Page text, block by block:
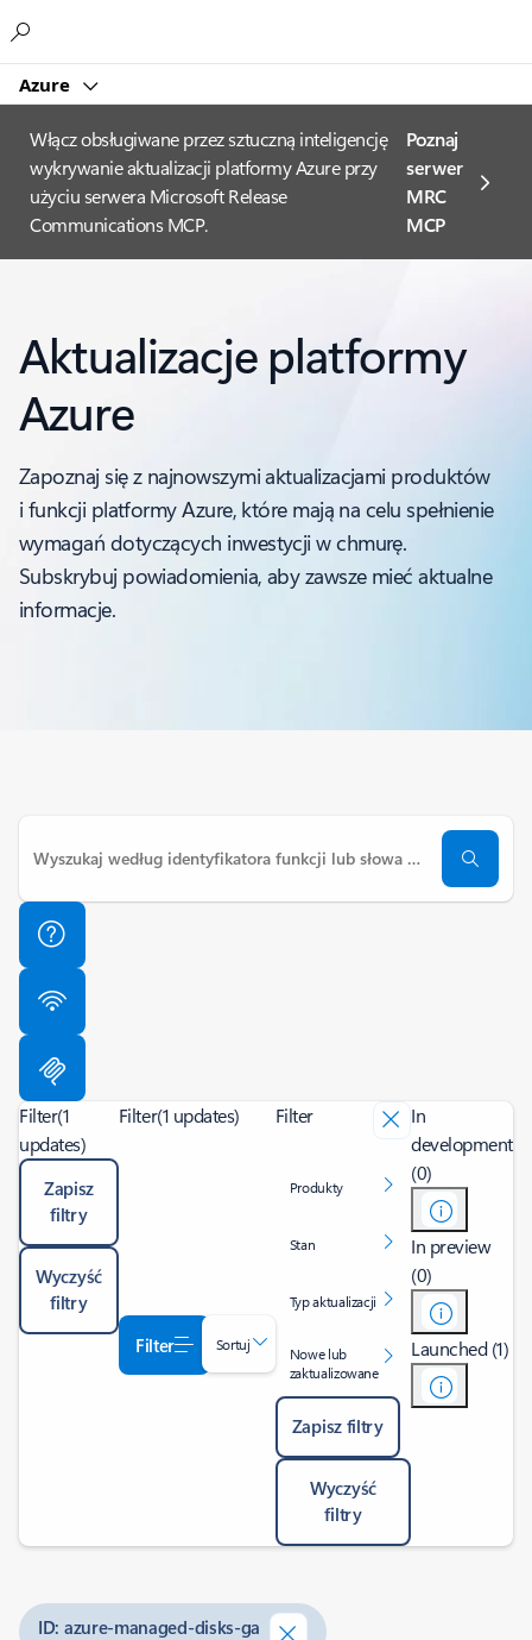
Azure
Włącz obsługiwane przez sztuczną inteligencję
wykrywanie aktualizacji platformy Azure przy
użyciu serwera Microsoft Release
Communications MCP.
Poznaj
serwer
MRC
MCP
Aktualizacje platformy
Azure
Zapoznaj się z najnowszymi aktualizacjami produktów
i funkcji platformy Azure, które mają na celu spełnienie
wymagań dotyczących inwestycji w chmurę.
Subskrybuj powiadomienia, aby zawsze mieć aktualne
informacje.
Filter(1
updates)
Zapisz
filtry
Wyczyść
filtry
Filter(1 updates)
Filter Sortuj
Filter
Produkty
Stan
Typ aktualizacji
Nowe lub
zaktualizowane
Zapisz filtry
Wyczyść
filtry
In
development
(0)
In preview
(0)
Launched (1)
ID: azure-managed-disks-ga